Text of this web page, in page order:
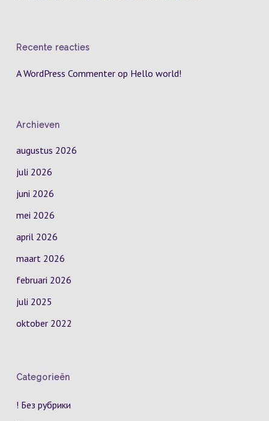
Recente reacties
A WordPress Commenterop Hello world!
Archieven
augustus 2026
juli 2026
juni 2026
mei 2026
april 2026
maart 2026
februari 2026
juli 2025
oktober 2022
Categorieën
! Без рубрики